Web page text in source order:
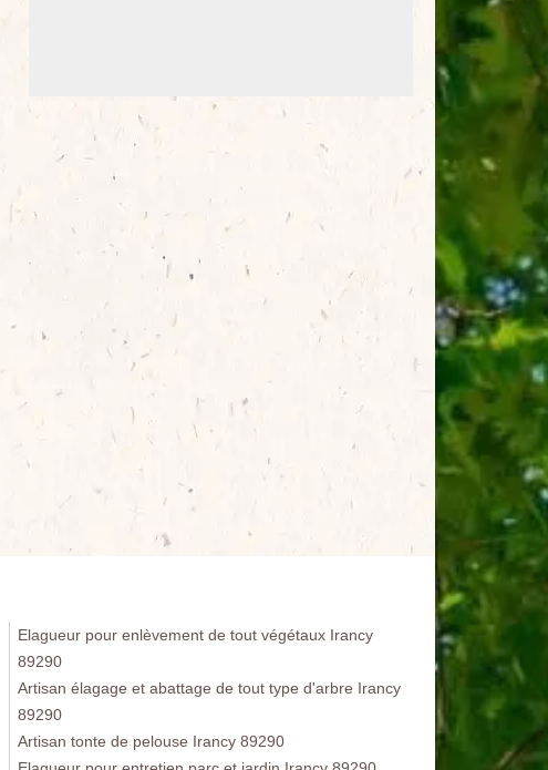
Elagueur pour enlèvement de tout végétaux Irancy
89290
Artisan élagage et abattage de tout type d'arbre Irancy
89290
Artisan tonte de pelouse Irancy 89290